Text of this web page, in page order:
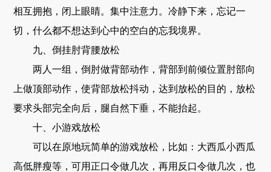
相互拥抱，闭上眼睛。集中注意力。冷静下来，忘记一
切，什么都不想达到心中的空白的忘我境界。
九、倒挂肘背腰放松
两人一组，倒肘做背部动作，背部到前倾位置肘部向
上做顶部动作，使背部放松抖动，达到放松的目的，放松
要求头部完全向后，腿自然下垂，不能抬起。
十、小游戏放松
可以在原地玩简单的游戏放松，比如：大西瓜小西瓜
高低胖瘦等，可用正口令做几次，再用反口令做几次，也